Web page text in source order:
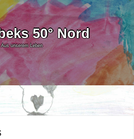
50° Nord
Aus unserem Leben